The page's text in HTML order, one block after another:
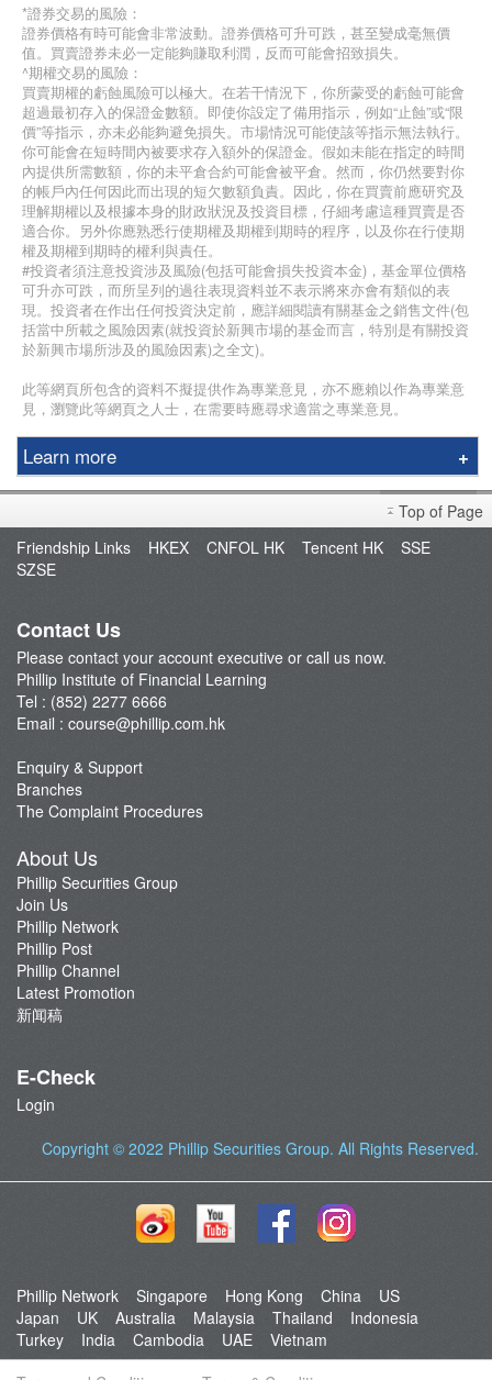
*證券交易的風險：
證券價格有時可能會非常波動。證券價格可升可跌，甚至變成毫無價
值。買賣證券未必一定能夠賺取利潤，反而可能會招致損失。
^期權交易的風險：
買賣期權的虧蝕風險可以極大。在若干情況下，你所蒙受的虧蝕可能會
超過最初存入的保證金數額。即使你設定了備用指示，例如“止蝕”或“限
價”等指示，亦未必能夠避免損失。市場情況可能使該等指示無法執行。
你可能會在短時間內被要求存入額外的保證金。假如未能在指定的時間
內提供所需數額，你的未平倉合約可能會被平倉。然而，你仍然要對你
的帳戶內任何因此而出現的短欠數額負責。因此，你在買賣前應研究及
理解期權以及根據本身的財政狀況及投資目標，仔細考慮這種買賣是否
適合你。另外你應熟悉行使期權及期權到期時的程序，以及你在行使期
權及期權到期時的權利與責任。
#投資者須注意投資涉及風險(包括可能會損失投資本金)，基金單位價格
可升亦可跌，而所呈列的過往表現資料並不表示將來亦會有類似的表
現。投資者在作出任何投資決定前，應詳細閱讀有關基金之銷售文件(包
括當中所載之風險因素(就投資於新興市場的基金而言，特別是有關投資
於新興市場所涉及的風險因素)之全文)。
此等網頁所包含的資料不擬提供作為專業意見，亦不應賴以作為專業意
見，瀏覽此等網頁之人士，在需要時應尋求適當之專業意見。
Learn more
Education Center
Course & Seminar
Speaker
Top of Page
Friendship Links
HKEX CNFOL HK Tencent HK
SSE
SZSE
Contact Us
Please contact your account executive or call us now.
Phillip Institute of Financial Learning
Tel : (852) 2277 6666
Email : course@phillip.com.hk
Enquiry & Support
Branches
The Complaint Procedures
About Us
Phillip Securities Group
Join Us
Phillip Network
Phillip Post
Phillip Channel
Latest Promotion
新闻稿
E-Check
Login
Copyright © 2022 Phillip Securities Group. All Rights Reserved.
Phillip Network Singapore Hong Kong China
US
Japan
UK Australia Malaysia Thailand
Indonesia
Turkey
India Cambodia UAE
Vietnam